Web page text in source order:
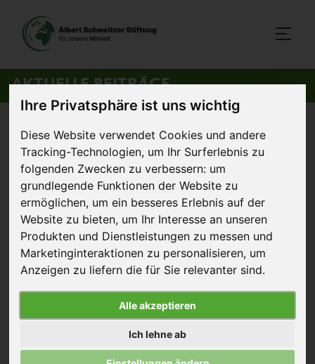
Ihre Privatsphäre ist uns wichtig
Diese Website verwendet Cookies und andere
Tracking-Technologien, um Ihr Surferlebnis zu
folgenden Zwecken zu verbessern: um
grundlegende Funktionen der Website zu
ermöglichen, um ein besseres Erlebnis auf der
Website zu bieten, um Ihr Interesse an unseren
Produkten und Dienstleistungen zu messen und
Marketinginteraktionen zu personalisieren, um
Anzeigen zu liefern die für Sie relevanter sind.
Alle akzeptieren
Ich lehne ab
AKTUELLE BEITRÄGE
19. November 2010
Wende in der Tierschutzpolitik?
Ausgerechnet aus
Niedersachsen, dem
Heimatland der
Agrarindustrie und
ausgerechnet aus dem
Grotelüschen, die sich
selbst als »Puten-